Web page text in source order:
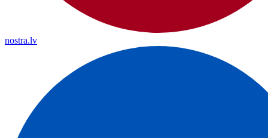
nostra.lv